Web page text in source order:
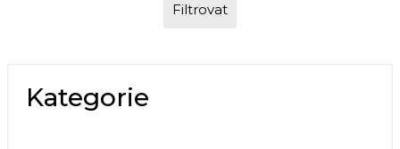
Filtrovat
Kategorie